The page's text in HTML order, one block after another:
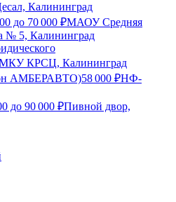
Калининград
до 70 000 ₽МАОУ Средняя
№ 5, Калининград
КРСЦ, Калининград
АМБЕРАВТО)58 000 ₽НФ-
до 90 000 ₽Пивной двор,